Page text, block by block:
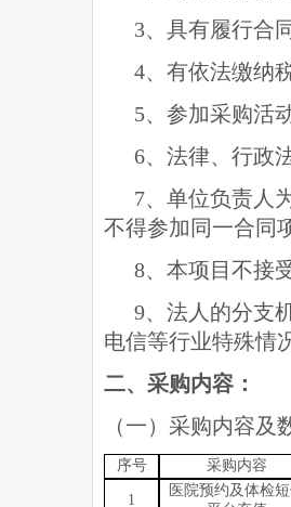
3、具有履行合
4、有依法缴纳
5、参加采购活
6、法律、行政
7、单位负责人
不得参加同一合同
8、本项目不接
9、法人的分支
电信等行业特殊情
二、采购内容：
（一）采购内容及
序号 采购内容
1
医院预约及体检